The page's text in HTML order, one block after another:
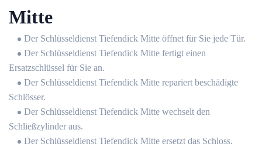
Mitte
Der Schlüsseldienst Tiefendick Mitte öffnet für Sie jede Tür.
Der Schlüsseldienst Tiefendick Mitte fertigt einen
Ersatzschlüssel für Sie an.
Der Schlüsseldienst Tiefendick Mitte repariert beschädigte
Schlösser.
Der Schlüsseldienst Tiefendick Mitte wechselt den
Schließzylinder aus.
Der Schlüsseldienst Tiefendick Mitte ersetzt das Schloss.